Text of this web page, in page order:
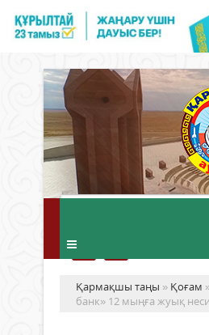
Қармақшы таңы » Қоғам
банк» 12 мыңға жуық